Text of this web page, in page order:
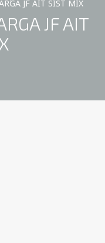
JF AIT SIST MIX
JF AIT